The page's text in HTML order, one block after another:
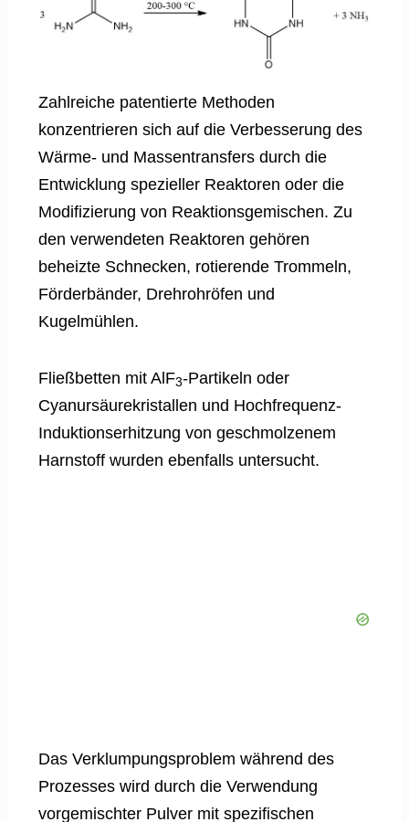
Zahlreiche patentierte Methoden
konzentrieren sich auf die Verbesserung des
Wärme- und Massentransfers durch die
Entwicklung spezieller Reaktoren oder die
Modifizierung von Reaktionsgemischen. Zu
den verwendeten Reaktoren gehören
beheizte Schnecken, rotierende Trommeln,
Förderbänder, Drehrohröfen und
Kugelmühlen.
Fließbetten mit AlF3-Partikeln oder
Cyanursäurekristallen und Hochfrequenz-
Induktionserhitzung von geschmolzenem
Harnstoff wurden ebenfalls untersucht.
Das Verklumpungsproblem während des
Prozesses wird durch die Verwendung
vorgemischter Pulver mit spezifischen